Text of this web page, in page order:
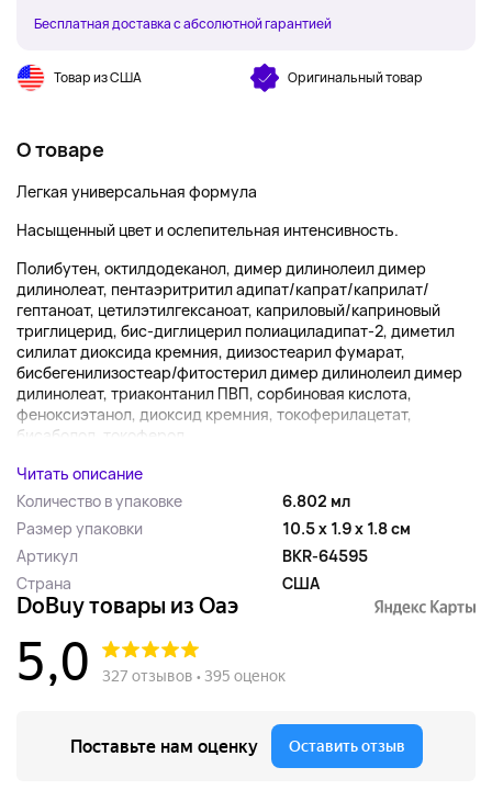
Бесплатная доставка с абсолютной гарантией
Товар из США Оригинальный товар
О товаре
Легкая универсальная формула
Насыщенный цвет и ослепительная интенсивность.
Полибутен, октилдодеканол, димер дилинолеил димер
дилинолеат, пентаэритритил адипат/капрат/каприлат/
гептаноат, цетилэтилгексаноат, каприловый/каприновый
триглицерид, бис-диглицерил полиациладипат-2, диметил
силилат диоксида кремния, диизостеарил фумарат,
бисбегенилизостеар/фитостерил димер дилинолеил димер
дилинолеат, триаконтанил ПВП, сорбиновая кислота,
феноксиэтанол, диоксид кремния, токоферилацетат,
бисаболол, токоферол,...
Читать описание
Количество в упаковке
6.802 мл
Размер упаковки
10.5 x 1.9 x 1.8 см
Артикул
BKR-64595
Страна
США